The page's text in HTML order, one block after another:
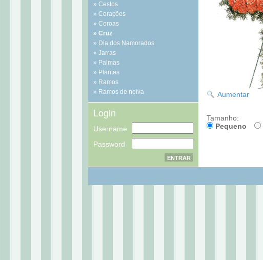
Cestos
Corações
Coroas
Cruz
Dia dos Namorados
Jarras
Palmas
Plantas
Ramos
Ramos de noiva
Login
Username
Password
Aumentar
Tamanho:
Pequeno